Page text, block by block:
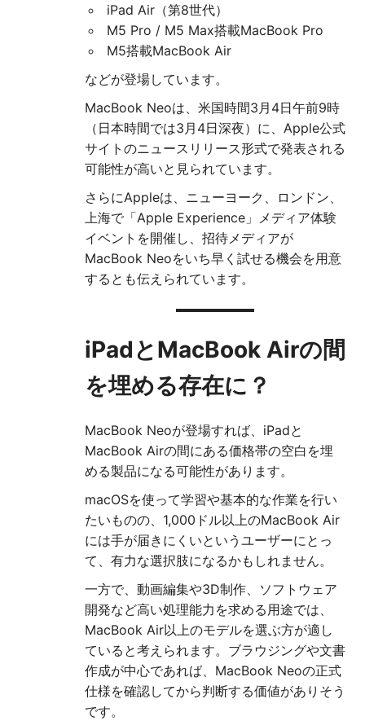
iPad Air（第8世代）
M5 Pro / M5 Max搭載MacBook Pro
M5搭載MacBook Air
などが登場しています。
MacBook Neoは、米国時間3月4日午前9時
（日本時間では3月4日深夜）に、Apple公式
サイトのニュースリリース形式で発表される
可能性が高いと見られています。
さらにAppleは、ニューヨーク、ロンドン、
上海で「Apple Experience」メディア体験
イベントを開催し、招待メディアが
MacBook Neoをいち早く試せる機会を用意
するとも伝えられています。
iPadとMacBook Airの間
を埋める存在に？
MacBook Neoが登場すれば、iPadと
MacBook Airの間にある価格帯の空白を埋
める製品になる可能性があります。
macOSを使って学習や基本的な作業を行い
たいものの、1,000ドル以上のMacBook Air
には手が届きにくいというユーザーにとっ
て、有力な選択肢になるかもしれません。
一方で、動画編集や3D制作、ソフトウェア
開発など高い処理能力を求める用途では、
MacBook Air以上のモデルを選ぶ方が適し
ていると考えられます。ブラウジングや文書
作成が中心であれば、MacBook Neoの正式
仕様を確認してから判断する価値がありそう
です。